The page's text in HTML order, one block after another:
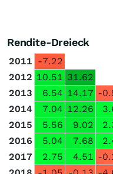
Rendite-Dreieck
2011 -7.22
2012 10.51 31.62
2013
6.54 14.17 -
2014
7.04 12.26
2015
5.56 9.02
2016
5.04 7.68
2017
2.75 4.51 -